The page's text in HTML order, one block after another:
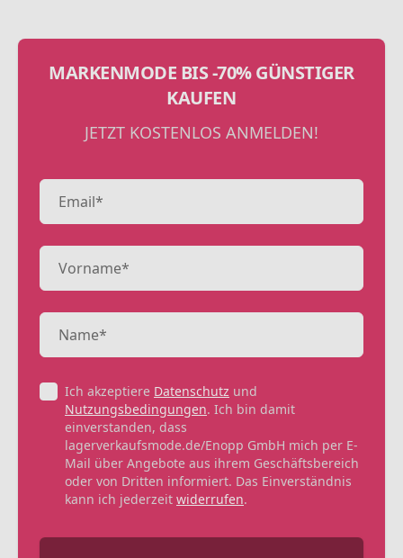
MARKENMODE BIS -70% GÜNSTIGER
KAUFEN
JETZT KOSTENLOS ANMELDEN!
Ich akzeptiere Datenschutz und
Nutzungsbedingungen. Ich bin damit
einverstanden, dass
lagerverkaufsmode.de/Enopp GmbH mich per E-
Mail über Angebote aus ihrem Geschäftsbereich
oder von Dritten informiert. Das Einverständnis
kann ich jederzeit widerrufen.